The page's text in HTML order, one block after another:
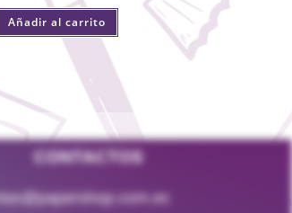
Añadir al carrito
CONTACTOS